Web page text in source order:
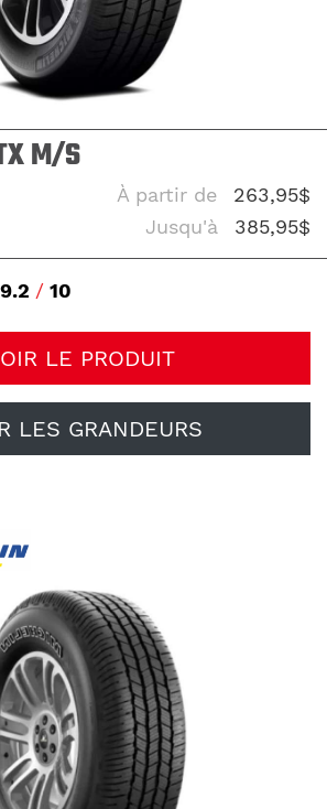
M/S
À partir de
263,95$
Jusqu'à
385,95$
9.2 / 10
LE PRODUIT
LES GRANDEURS